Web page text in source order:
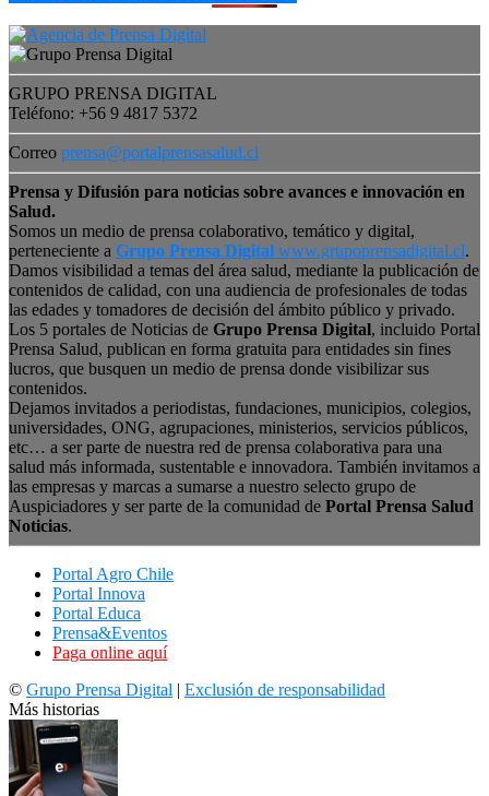
GRUPO PRENSA DIGITAL
Teléfono: +56 9 4817 5372
Correo prensa@portalprensasalud.cl
Prensa y Difusión para noticias sobre avances e innovación en
Salud.
Somos un medio de prensa colaborativo, temático y digital,
perteneciente a Grupo Prensa Digital www.grupoprensadigital.cl.
Damos visibilidad a temas del área salud, mediante la publicación de
contenidos de calidad, con una audiencia de profesionales de todas
las edades y tomadores de decisión del ámbito público y privado.
Los 5 portales de Noticias de Grupo Prensa Digital, incluido Portal
Prensa Salud, publican en forma gratuita para entidades sin fines
lucros, que busquen un medio de prensa donde visibilizar sus
contenidos.
Dejamos invitados a periodistas, fundaciones, municipios, colegios,
universidades, ONG, agrupaciones, ministerios, servicios públicos,
etc… a ser parte de nuestra red de prensa colaborativa para una
salud más informada, sustentable e innovadora. También invitamos a
las empresas y marcas a sumarse a nuestro selecto grupo de
Auspiciadores y ser parte de la comunidad de Portal Prensa Salud
Noticias.
Portal Agro Chile
Portal Innova
Portal Educa
Prensa&Eventos
Paga online aquí
© Grupo Prensa Digital | Exclusión de responsabilidad
Más historias